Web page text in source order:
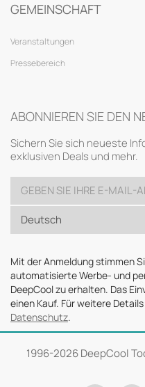
GEMEINSCHAFT
Veranstaltungen
Pressebereich
ABONNIEREN SIE DEN
Sichern Sie sich neueste
exklusiven Deals und mehr.
Deutsch
Mit der Anmeldung stimmen
automatisierte Werbe- und
DeepCool zu erhalten. Das
einen Kauf. Für weitere
Datenschutz.
1996-2026 DeepCool